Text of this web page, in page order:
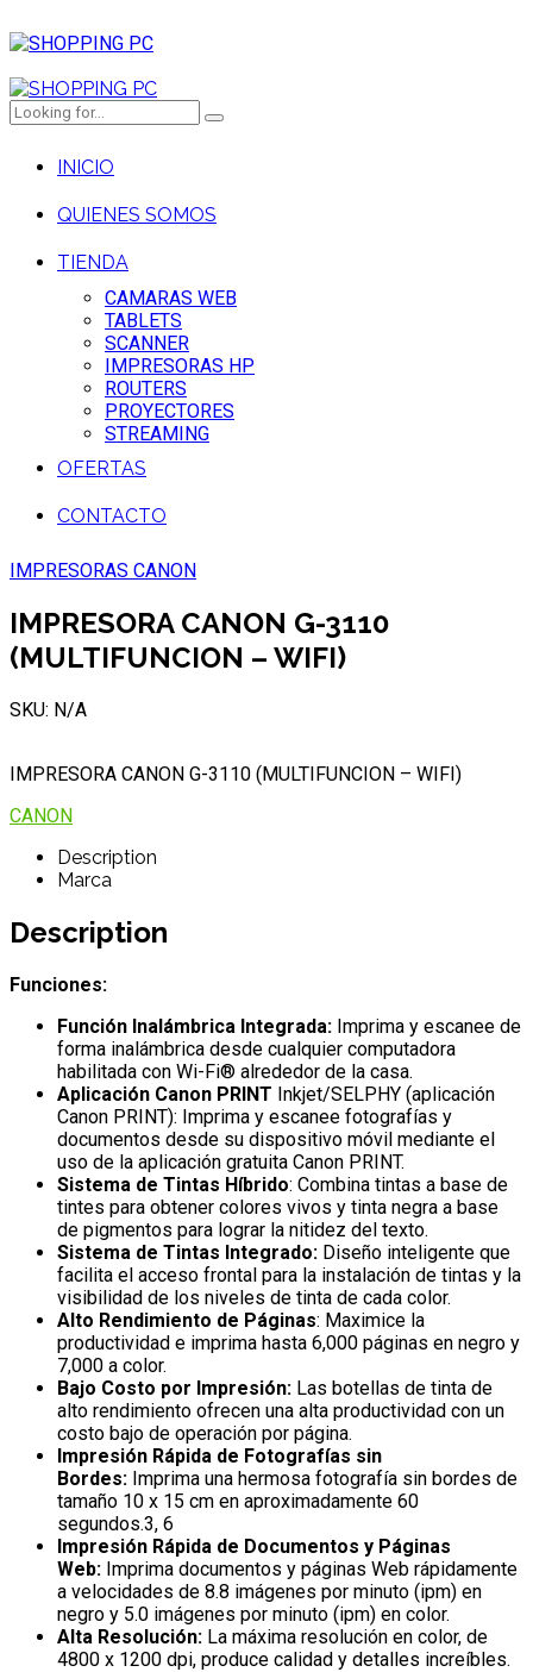
INICIO
QUIENES SOMOS
TIENDA
CAMARAS WEB
TABLETS
SCANNER
IMPRESORAS HP
ROUTERS
PROYECTORES
STREAMING
OFERTAS
CONTACTO
IMPRESORAS CANON
IMPRESORA CANON G-3110
(MULTIFUNCION – WIFI)
SKU: N/A
IMPRESORA CANON G-3110 (MULTIFUNCION – WIFI)
CANON
Description
Marca
Description
Funciones:
Función Inalámbrica Integrada: Imprima y escanee de
forma inalámbrica desde cualquier computadora
habilitada con Wi-Fi® alrededor de la casa.
Aplicación Canon PRINT Inkjet/SELPHY (aplicación
Canon PRINT): Imprima y escanee fotografías y
documentos desde su dispositivo móvil mediante el
uso de la aplicación gratuita Canon PRINT.
Sistema de Tintas Híbrido: Combina tintas a base de
tintes para obtener colores vivos y tinta negra a base
de pigmentos para lograr la nitidez del texto.
Sistema de Tintas Integrado: Diseño inteligente que
facilita el acceso frontal para la instalación de tintas y la
visibilidad de los niveles de tinta de cada color.
Alto Rendimiento de Páginas: Maximice la
productividad e imprima hasta 6,000 páginas en negro y
7,000 a color.
Bajo Costo por Impresión: Las botellas de tinta de
alto rendimiento ofrecen una alta productividad con un
costo bajo de operación por página.
Impresión Rápida de Fotografías sin
Bordes: Imprima una hermosa fotografía sin bordes de
tamaño 10 x 15 cm en aproximadamente 60
segundos.3, 6
Impresión Rápida de Documentos y Páginas
Web: Imprima documentos y páginas Web rápidamente
a velocidades de 8.8 imágenes por minuto (ipm) en
negro y 5.0 imágenes por minuto (ipm) en color.
Alta Resolución: La máxima resolución en color, de
4800 x 1200 dpi, produce calidad y detalles increíbles.